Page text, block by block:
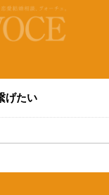
げたい